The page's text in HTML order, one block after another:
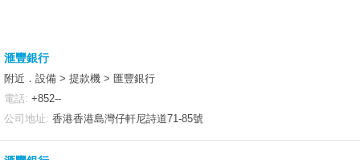
滙豐銀行
附近．設備 > 提款機 > 匯豐銀行
電話: +852--
公司地址: 香港香港島灣仔軒尼詩道71-85號